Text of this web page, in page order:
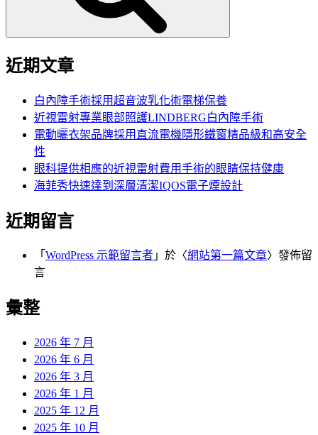
近期文章
白內障手術採用超音波乳化術電梯保養
近視雷射專業眼部照護LINDBERG白內障手術
電動曬衣架品牌採用直流電機隱形鐵窗精品級和高安全
性
眼科提供相應的近視雷射費用手術的眼睛保持健康
海菲秀快速達到深層清潔IQOS電子煙設計
近期留言
「 WordPress 示範留言者 」於〈網站第一篇文章〉發佈留
言
彙整
2026 年 7 月
2026 年 6 月
2026 年 3 月
2026 年 1 月
2025 年 12 月
2025 年 10 月